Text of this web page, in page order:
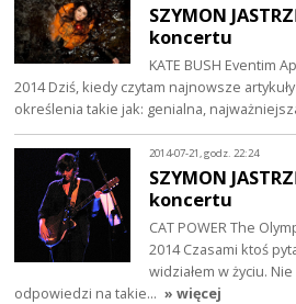
SZYMON
koncertu
KATE BUSH Eventim
2014 Dziś, kiedy czytam najnowsze
określenia takie jak: genialna,
2014-07-21, godz. 22:24
SZYMON
koncertu
CAT POWER The
2014 Czasami ktoś
widziałem w życiu.
odpowiedzi na takie… » więcej